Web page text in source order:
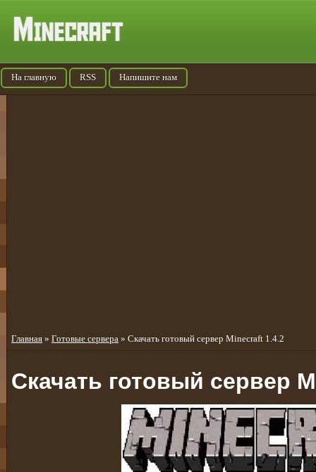
На главную RSS Напишите нам
Главная » Готовые сервера » Скачать готовый сервер Minecraft 1.4.2
Скачать готовый сервер